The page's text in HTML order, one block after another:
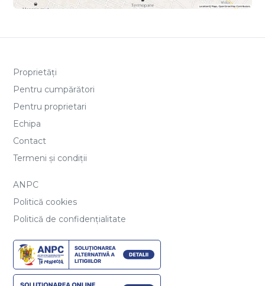
Proprietăți
Pentru cumpărători
Pentru proprietari
Echipa
Contact
Termeni și condiții
ANPC
Politică cookies
Politică de confidențialitate